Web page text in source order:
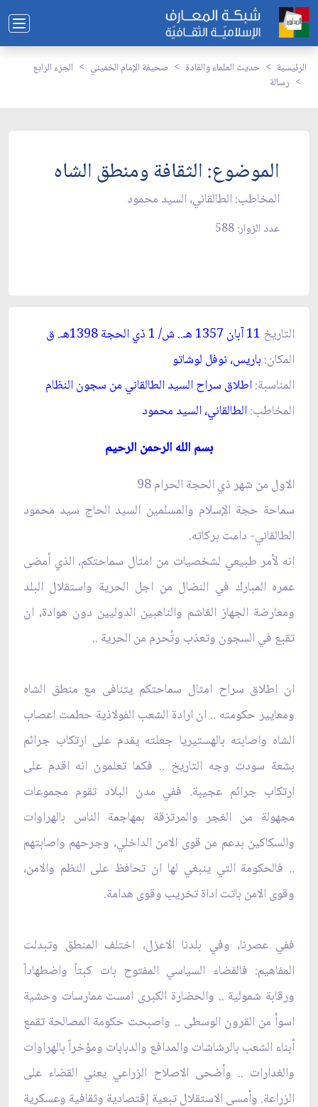
الرئيسية حديث العلماء والقادة صحيفة الإمام الخميني
الجزء الرابع
رسالة
الموضوع: الثقافة ومنطق الشاه‏
المخاطب: الطالقاني، السيد محمود
عدد الزوار: 588
التاريخ 11 آبان 1357 هـ.. ش/ 1 ذي الحجة 1398هـ. ق‏
المكان: باريس، نوفل لوشاتو
المناسبة:اطلاق سراح السيد الطالقاني من سجون النظام‏
المخاطب:الطالقاني، السيد محمود
بسم الله الرحمن الرحيم‏
الاول من شهر ذي الحجة الحرام 98
سماحة حجة الإسلام والمسلمين السيد الحاج سيد محمود
الطالقاني- دامت بركاته.
انه لأمر طبيعي لشخصيات من امثال سماحتكم، الذي أمضى
عمره المبارك في النضال من اجل الحرية واستقلال البلد
ومعارضة الجهاز الغاشم والناهبين الدوليين دون هوادة، ان
تقبع في السجون وتعذب وتُحرم من الحرية ..
ان اطلاق سراح امثال سماحتكم يتنافى مع منطق الشاه
ومعايير حكومته .. ان ارادة الشعب الفولاذية حطمت اعصاب
الشاه واصابته بالهستيريا جعلته يقدم على ارتكاب جرائم
بشعة سودت وجه التاريخ .. فكما تعلمون انه اقدم على
ارتكاب جرائم عجيبة. ففي مدن البلاد تقوم مجموعات
مجهولة من الغجر والمرتزقة بمهاجمة الناس بالهراوات
والسكاكين بدعم من قوى الامن الداخلي، وجرحهم واصابتهم
.. فالحكومة التي ينبغي لها ان تحافظ على النظم والامن،
وقوى الامن باتت اداة تخريب وقوى هدامة.
ففي عصرنا، وفي بلدنا الاعزل، اختلف المنطق وتبدلت
المفاهيم: فالفضاء السياسي المفتوح بات كبتاً واضطهاداً
ورقابة شمولية .. والحضارة الكبرى امست ممارسات وحشية
اسوأ من القرون الوسطى .. واصبحت حكومة المصالحة تقمع
أبناء الشعب بالرشاشات والمدافع والدبابات ومؤخراً بالهراوات
والغدارات .. وأضحى الاصلاح الزراعي يعني القضاء على
الزراعة. وأمسى الاستقلال تبعية إقتصادية وثقافية وعسكرية